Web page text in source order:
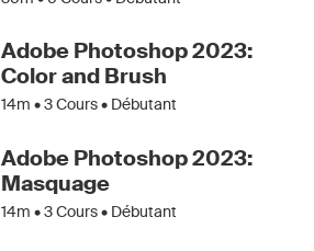
Adobe Photoshop 2023:
Color and Brush
14m •3Cours • Débutant
Adobe Photoshop 2023:
Masquage
14m •3Cours • Débutant